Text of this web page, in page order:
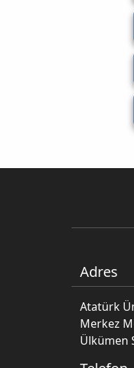
Adres
Atatürk
Merkez
Ülkümen